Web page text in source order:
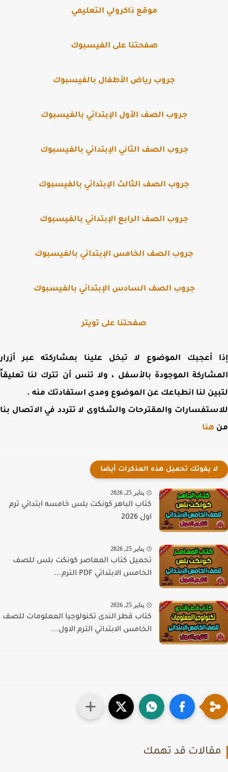
موقع ذاكرولي التعليمي
صفحتنا على الفيسبوك
جروب رياض الأطفال بالفيسبوك
جروب الصف الأول الإبتدائي بالفيسبوك
جروب الصف الثاني الإبتدائي بالفيسبوك
جروب الصف الثالث الإبتدائي بالفيسبوك
جروب الصف الرابع الإبتدائي بالفيسبوك
جروب الصف الخامس الإبتدائي بالفيسبوك
جروب الصف السادس الإبتدائي بالفيسبوك
صفحتنا على تويتر
أعجبك الموضوع لا تبخل علينا بمشاركته عبر أزرار
الموجودة بالأسفل ، ولا تنس أن تترك لنا تعليقاً
لنا انطباعك عن الموضوع ومدى استفادتك منه .
والمقترحات والشكاوى لا تتردد في الاتصال بنا
هنا
لا يفوتك تحميل هذه المذكرات أيضا
يناير 25, 2026
كتاب الباهر كونكت بلس خامسه ابتدائي ترم
اول 2026
يناير 25, 2026
تحميل كتاب المعاصر كونكت بلس للصف
الخامس الابتدائي PDF الترم...
يناير 25, 2026
كتاب قطر الندى تكنولوجيا المعلومات للصف
الخامس الابتدائي الترم الاول...
قد تهمك